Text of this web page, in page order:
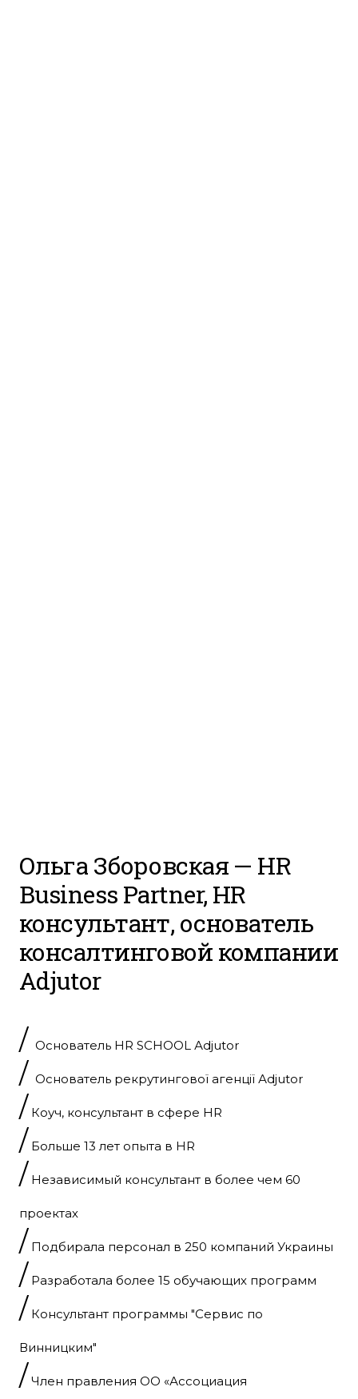
Ольга Зборовская — HR
Business Partner, HR
консультант, основатель
консалтинговой компании
Аdjutor
/ Основатель HR SCHOOL Аdjutor
/ Основатель рекрутингової агенції Аdjutor
/ Коуч, консультант в сфере HR
/ Больше 13 лет опыта в HR
/ Независимый консультант в более чем 60
проектах
/ Подбирала персонал в 250 компаний Украины
/ Разработала более 15 обучающих программ
/ Консультант программы "Сервис по
Винницким"
/ Член правления ОО «Ассоциация